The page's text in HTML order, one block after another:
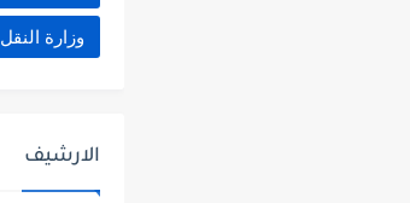
وزارة النقل
الارشيف